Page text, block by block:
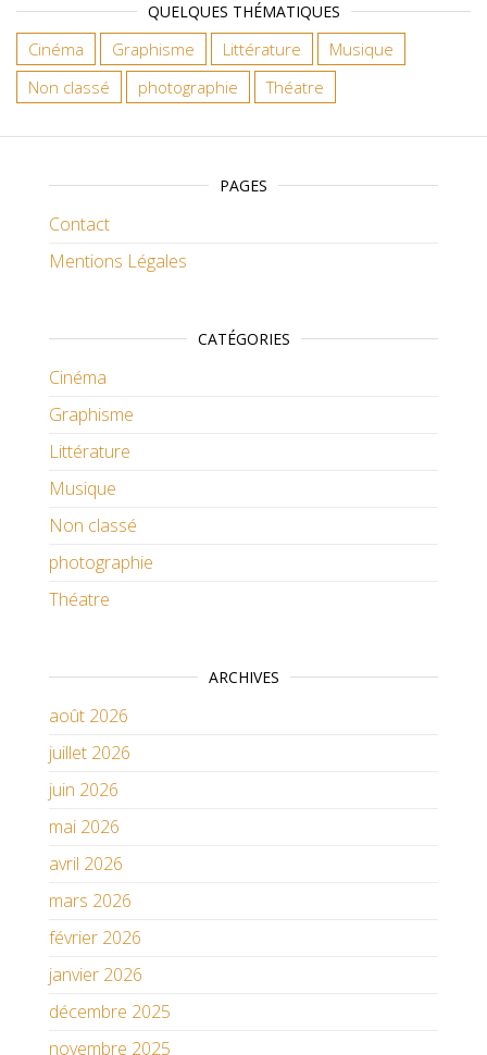
QUELQUES THÉMATIQUES
Cinéma Graphisme Littérature
Musique
Non classé
photographie Théatre
PAGES
Contact
Mentions Légales
CATÉGORIES
Cinéma
Graphisme
Littérature
Musique
Non classé
photographie
Théatre
ARCHIVES
août 2026
juillet 2026
juin 2026
mai 2026
avril 2026
mars 2026
février 2026
janvier 2026
décembre 2025
novembre 2025